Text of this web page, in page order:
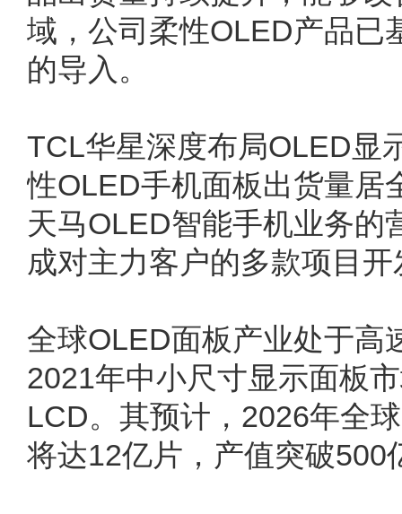
域，公司柔性OLED产品已
的导入。
TCL华星深度布局OLED显
性OLED手机面板出货量居
天马OLED智能手机业务的
成对主力客户的多款项目
全球OLED面板产业处于高
2021年中小尺寸显示面板
LCD。其预计，2026年全
将达12亿片，产值突破500